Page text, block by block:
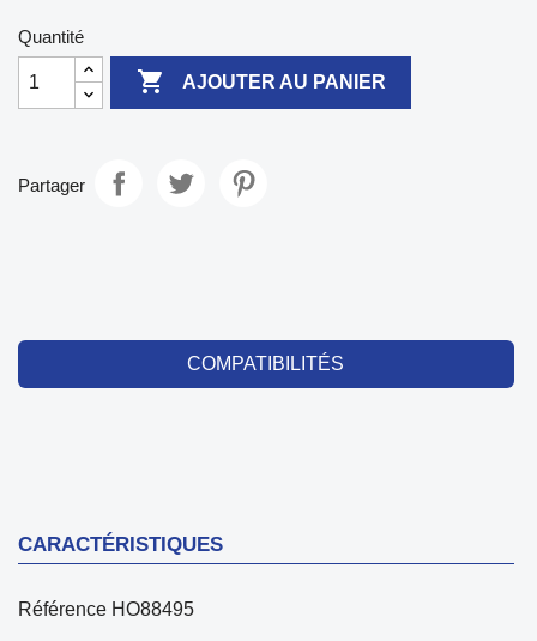
Quantité
 AJOUTER AU PANIER
Partager
COMPATIBILITÉS
CARACTÉRISTIQUES
Référence HO88495